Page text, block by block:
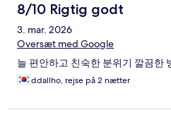
8/10 Rigtig godt
3. mar. 2026
Oversæt med Google
늘 편안하고 친숙한 분위기 깔끔한
ddallho, rejse på 2 nætter